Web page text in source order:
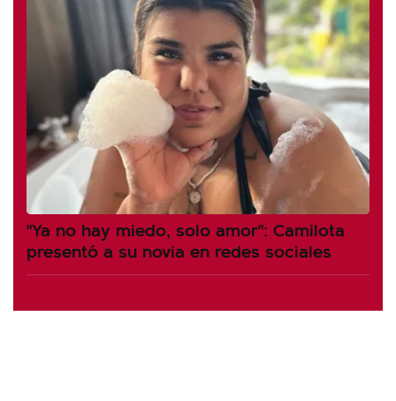
"Ya no hay miedo, solo amor": Camilota
presentó a su novia en redes sociales